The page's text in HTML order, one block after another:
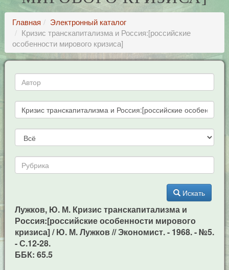
Главная
Электронный каталог
Кризис транскапитализма и Россия:[российские
особенности мирового кризиса]
Искать
Лужков, Ю. М. Кризис транскапитализма и
Россия:[российские особенности мирового
кризиса] / Ю. М. Лужков // Экономист. - 1968. - №5.
- С.12-28.
ББК: 65.5